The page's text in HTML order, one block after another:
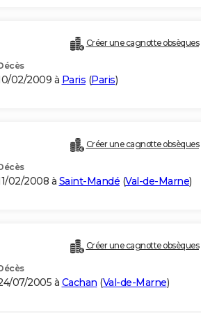
Créer une cagnotte obsèques
02/2009 à Paris (Paris)
Créer une cagnotte obsèques
02/2008 à Saint-Mandé (Val-de-Marne)
Créer une cagnotte obsèques
07/2005 à Cachan (Val-de-Marne)